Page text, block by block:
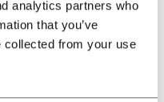
analytics partners who
that you’ve
collected from your use
rund um die
Reisen mit
und Nordamerika.